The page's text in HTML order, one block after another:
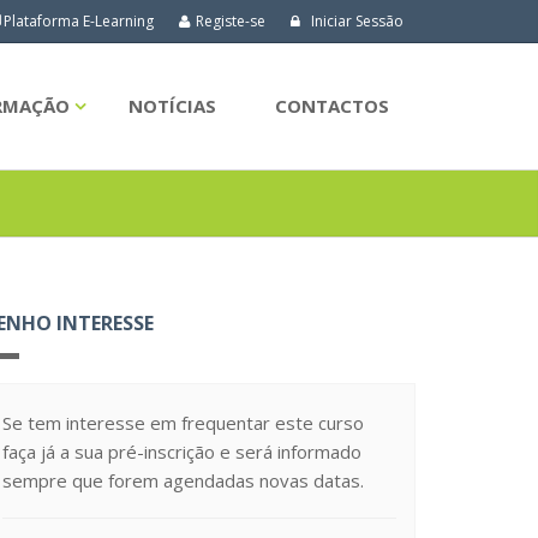
Plataforma E-Learning Registe-se Iniciar Sessão
NOTÍCIAS CONTACTOS
INTERESSE
Se tem interesse em frequentar este curso
faça já a sua pré-inscrição e será informado
sempre que forem agendadas novas datas.